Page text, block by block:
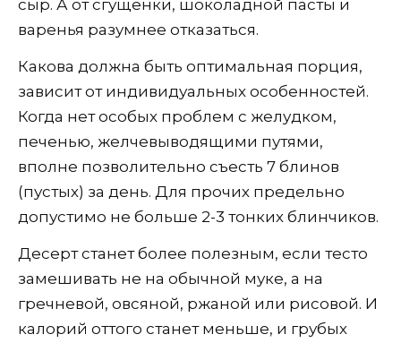
сыр. А от сгущенки, шоколадной пасты и
варенья разумнее отказаться.
Какова должна быть оптимальная порция,
зависит от индивидуальных особенностей.
Когда нет особых проблем с желудком,
печенью, желчевыводящими путями,
вполне позволительно съесть 7 блинов
(пустых) за день. Для прочих предельно
допустимо не больше 2-3 тонких блинчиков.
Десерт станет более полезным, если тесто
замешивать не на обычной муке, а на
гречневой, овсяной, ржаной или рисовой. И
калорий оттого станет меньше, и грубых